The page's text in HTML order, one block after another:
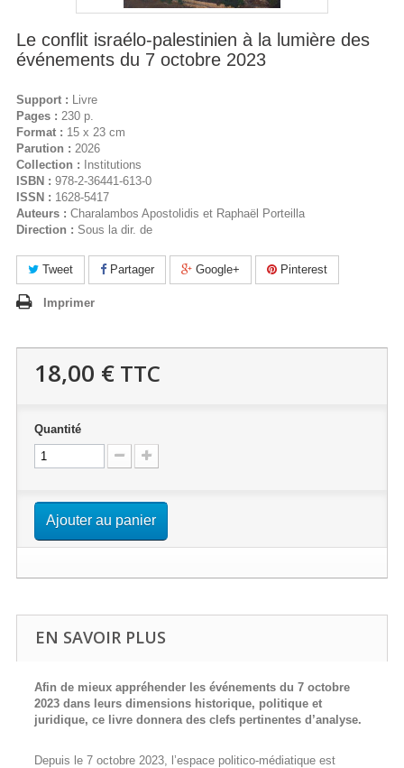
Le conflit israélo-palestinien à la lumière des
événements du 7 octobre 2023
Support : Livre
Pages : 230 p.
Format : 15 x 23 cm
Parution : 2026
Collection :
Institutions
ISBN : 978-2-36441-613-0
ISSN : 1628-5417
Auteurs : Charalambos Apostolidis et Raphaël Porteilla
Direction : Sous la dir. de
Tweet Partager Google+ Pinterest
Imprimer
18,00 € TTC
Quantité
Ajouter au panier
EN SAVOIR PLUS
Afin de mieux appréhender les événements du 7 octobre
2023 dans leurs dimensions historique, politique et
juridique, ce livre donnera des clefs pertinentes d’analyse.
Depuis le 7 octobre 2023, l’espace politico-médiatique est